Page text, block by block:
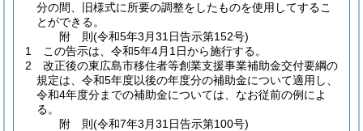
分の間、旧様式に所要の調整をしたものを使用してするこ
とができる。
附 則(令和5年3月31日告示第152号)
1
この告示は、令和5年4月1日から施行する。
2
改正後の東広島市移住者等創業支援事業補助金交付要綱の
規定は、令和5年度以後の年度分の補助金について適用し、
令和4年度分までの補助金については、なお従前の例によ
る。
附 則(令和7年3月31日告示第100号)